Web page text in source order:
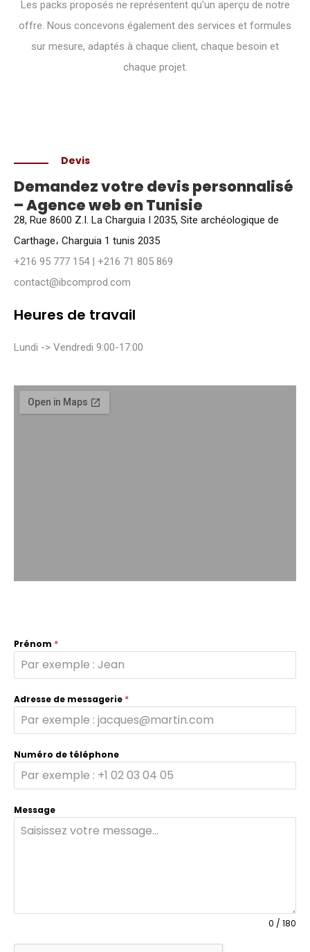
Les packs proposés ne représentent qu’un aperçu de notre
offre. Nous concevons également des services et formules
sur mesure, adaptés à chaque client, chaque besoin et
chaque projet.
Devis
Demandez votre devis personnalisé
– Agence web en Tunisie
28, Rue 8600 Z.I. La Charguia I 2035, Site archéologique de
Carthage، Charguia 1 tunis 2035
+216 95 777 154 | +216 71 805 869
contact@ibcomprod.com
Heures de travail
Lundi -> Vendredi 9:00-17:00
Prénom *
Adresse de messagerie *
Numéro de téléphone
Message
0 / 180